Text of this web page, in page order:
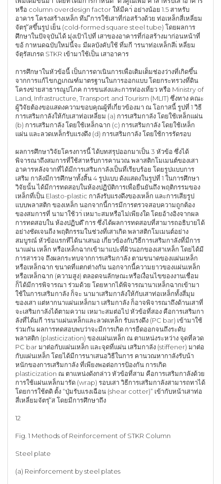
หรือ column overdesign factor ให้มีคา่ อย่างน้อย 1.5 สาหรับ
อาคาร โครงสร้างเหล็ก ทีม่ ีการใช้เสาที่ก่อสร้างด้วย ท่อเหล็กสี่เหลี่ยม
จัตรุ ัสขึ้นรูป เย็น (cold-formed square steel tube) โดยผลการ
ศึกษาในปัจจุบันได้ มุ่งเป้าไปที่ เสาของอาคารที่ก่อสร้างมาก่อนหน้าที่
ขอ้ กาหนดฉบับใหม่นี้จะ มีผลบังคับใช้ ที่มกี ารนาท่อเหล็กสีเ่ หลี่ยม
จัตุรัสเกรด STKR เข้ามาใช้เป็น เสาอาคาร
การศึกษาในหัวข้อนี้ เป็นการดาเนินการเพื่อเติมเต็มช่องว่างที่เกิดขึ้น
จากการแก้ไขกฏเกณฑ์มาตรฐานในการออกแบบ โดยกระทรวงที่ดิน
โครงข่ายสาธารณูปโภค การขนส่งและการท่องเที่ยว หรือ Ministry of
Land, Infrastructure, Transport and Tourism (MLIT) ซึ่งทาง คณะ
ผู้วิจัยต้องขอแสดงความขอบคุณผู้ที่เกี่ยวข้องมา ณ โอกาสนี้ รูปที่ 1 วิธี
การเสริมกาลังให้กับเสาท่อเหลี่ยม (a) การเสริมกาลัง โดยใช้เหล็กแผ่น
(b) การเสริมกาลัง โดยใช้เหล็กฉาก (c) การเสริมกาลัง โดยใช้เหล็ก
แผ่น และลวดเหล็กรับแรงดึง (d) การเสริมกาลัง โดยใช้การรัดรอบ
ผลการศึกษาวิจัยโครงการนี้ ได้บทสรุปออกมาเป็น 3 หัวข้อ ซึ่งได้
พิจารณาถึงสมการที่ใช้สาหรับการคานวณ พลาสติกโมเมนต์ของเสา
อาคารหลังจากที่ได้มีการเสริมกาลังเป็นที่เรียบร้อย โดยรูปแบบการ
เสริม กาลังมีการศึกษาทั้งสิ้น 4 รูปแบบ ดังแสดงในรูปที่ 1 ในการศึกษา
วิจัยนั้น ได้มีการทดสอบในห้องปฏิบัติการเพื่อยืนยันถึง พฤติกรรมของ
เหล็กที่เป็น Elasto-plastic กาลังรับแรงดึงของเหล็ก และการเสียรูป
แบบพลาสติก ของเหล็ก นอกจากนี้การมีการตรวจสอบความถูกต้อง
ของสมการที่ นามาใช้วา่ เหมาะสมหรือไม่เพียงใด โดยอ้างอิงจากผล
การทดสอบใน ห้องปฏิบตั ิการ ซึ่งได้ผลการทดสอบที่สามารถอธิบายได้
อย่างชัดเจนถีง พฤติกรรมในช่วงที่เสาเกิด พลาสติกโมเมนต์อย่าง
สมบูรณ์ หัวข้อแรกทีได้นาเสนอ เกี่ยวข้องกับวิธีการเสริมกาลังที่มีการ
นาแผ่น เหล็ก หรือเหล็กฉากเข้ามาแปะที่ผิวนอกของเสาเหล็ก โดยได้มี
การสารวจ ถึงผลกระทบจากการเสริมกาลัง ตามขนาดของแผ่นเหล็ก
หรือเหล็กฉาก ขนาดที่แตกต่างกัน นอกจากนี้ความยาวของแผ่นเหล็ก
หรือเหล็กฉาก (ความสูง) ตลอดจนลักษณะหรือเงื่อนไขของงานเชื่อม
ก็ได้มีการพิจารณา ร่วมด้วย โดยหากได้พิจารณานาเหล็กฉากเข้ามา
ใช้ในการเสริมกาลัง ก็จะ นามาเสริมกาลังให้กับเสาท่อเหล็กทั้งสี่มุม
ของเสา แต่หากนาแผ่นเหล็กมา เสริมกาลัง ก็อาจพิจารณาถึงด้านเสาที่
จะเสริมกาลังได้ตามความ เหมาะสมต่อไป หัวข้อที่สอง คือการเสริมกา
ลังที่ได้มกี ารนาแผ่นเหล็กและลวดเหล็ก รับแรงดึง (PC bar) เข้ามาใช้
ร่วมกัน ผลการทดสอบพบว่าจะมีการเกิด การยืดออกจนถึงระดับ
พลาสติก (plasticization) ของแผ่นเหล็ก ณ ตาแหน่งระหว่าง จุดที่ลวด
PC bar มาต่อกับแผ่นเหล็ก และจุดที่แผ่น เสริมกาลัง (stiffener) มาต่อ
กับแผ่นเหล็ก โดยได้มีการนาเสนอวิธีในการ คานวณหากาลังรับน้า
หนักของการเสริมกาลัง ที่เพียงพอต่อการป้องกัน การเกิด
plasticization ณ ตาแหน่งดังกล่าว หัวข้อที่สาม คือการเสริมกาลังด้วย
การใช้แผ่นเหล็กมารัด (wrap) รอบเสา วิธีการเสริมกาลังสามารถทาได้
โดยการใช้ตดิ ตั้ง “ปุ่มรับแรงเฉือน (shear cotter)” เข้ากับหน้าเสาท่อ
สี่เหลี่ยมจัตรุ ัส โดยมีการศึกษาถึง
12
Fig. 1 Methods of Reinforcement of STKR Column
Steel plate
(a) Reinforcement by steel plates